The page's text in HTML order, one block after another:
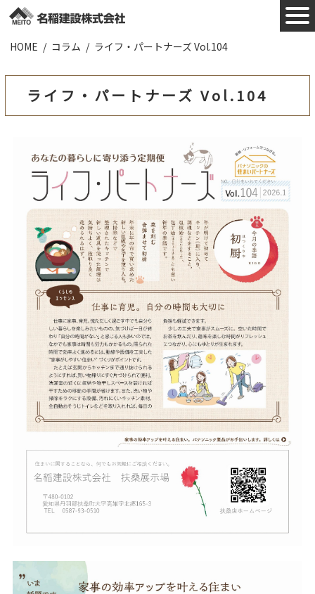
お知らせ
業者様へ
ZEHについて
採用情報
お問合わせ
HOME コラム ライフ・パートナーズ Vol.104
ライフ・パートナーズ Vol.104